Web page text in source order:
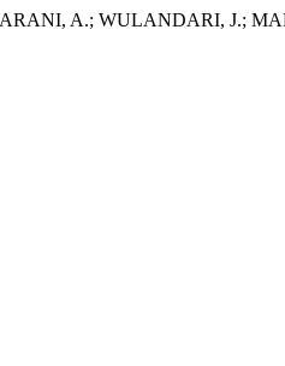
A.; WULANDARI, J.;